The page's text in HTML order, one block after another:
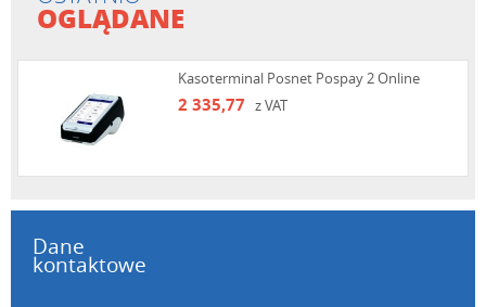
OGLĄDANE
Kasoterminal Posnet Pospay 2 Online
2 335,77 z VAT
Dane
kontaktowe